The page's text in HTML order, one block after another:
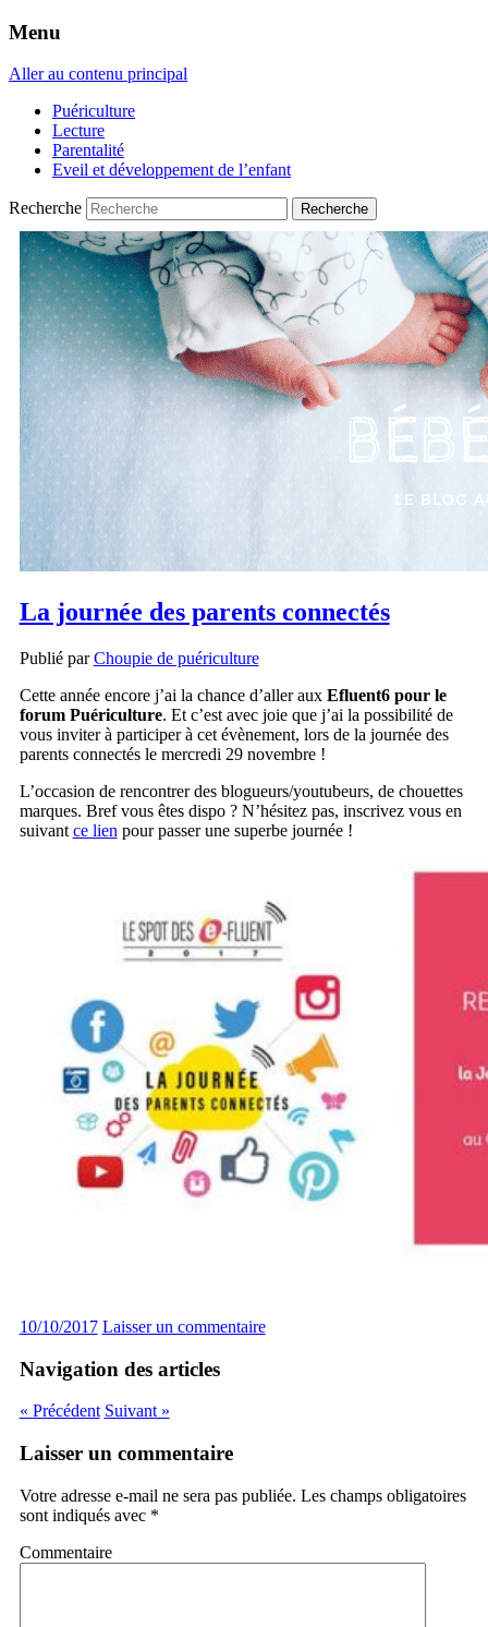
Menu
Aller au contenu principal
Puériculture
Lecture
Parentalité
Eveil et développement de l’enfant
Recherche
La journée des parents connectés
Publié parChoupie de puériculture
Cette année encore j’ai la chance d’aller aux Efluent6 pour le
forum Puériculture. Et c’est avec joie que j’ai la possibilité de
vous inviter à participer à cet évènement, lors de la journée des
parents connectés le mercredi 29 novembre !
L’occasion de rencontrer des blogueurs/youtubeurs, de chouettes
marques. Bref vous êtes dispo ? N’hésitez pas, inscrivez vous en
suivant ce lien pour passer une superbe journée !
10/10/2017 Laisser un commentaire
Navigation des articles
« Précédent Suivant »
Laisser un commentaire
Votre adresse e-mail ne sera pas publiée. Les champs obligatoires
sont indiqués avec *
Commentaire